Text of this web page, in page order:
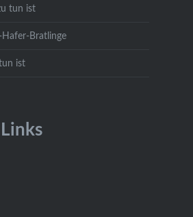
tun ist
Hafer-Bratlinge
ist